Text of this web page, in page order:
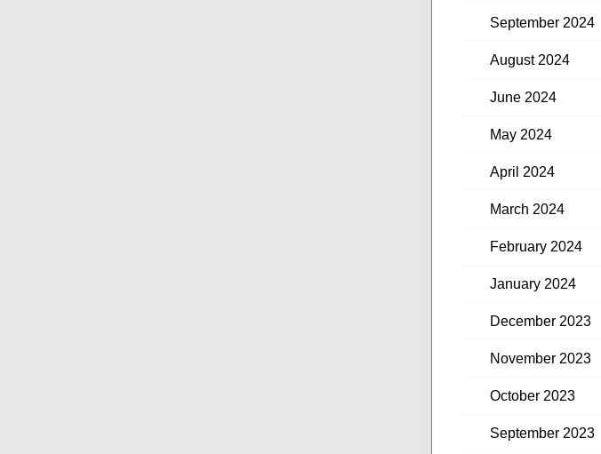
September 2024
August 2024
June 2024
May 2024
April 2024
March 2024
February 2024
January 2024
December 2023
November 2023
October 2023
September 2023